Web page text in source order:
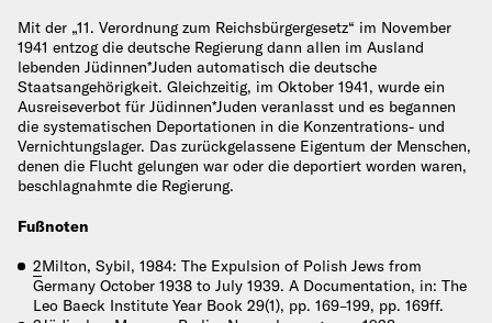
Mit der „11. Verordnung zum Reichsbürgergesetz“ im November
1941 entzog die deutsche Regierung dann allen im Ausland
lebenden Jüdinnen*Juden automatisch die deutsche
Staatsangehörigkeit. Gleichzeitig, im Oktober 1941, wurde ein
Ausreiseverbot für Jüdinnen*Juden veranlasst und es begannen
die systematischen Deportationen in die Konzentrations- und
Vernichtungslager. Das zurückgelassene Eigentum der Menschen,
denen die Flucht gelungen war oder die deportiert worden waren,
beschlagnahmte die Regierung.
Fußnoten
2Milton, Sybil, 1984: The Expulsion of Polish Jews from
Germany October 1938 to July 1939. A Documentation, in: The
Leo Baeck Institute Year Book 29(1), pp. 169–199, pp. 169ff.